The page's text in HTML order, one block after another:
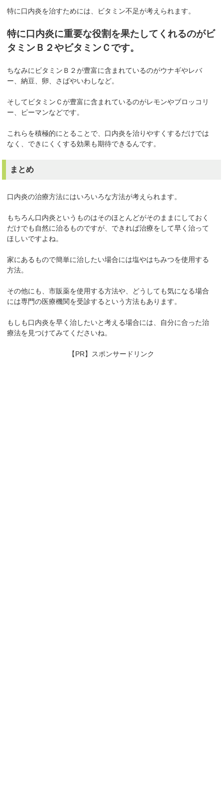
特に口内炎を治すためには、ビタミン不足が考えられます。
特に口内炎に重要な役割を果たしてくれるのがビ
タミンＢ２やビタミンＣです。
ちなみにビタミンＢ２が豊富に含まれているのがウナギやレバ
ー、納豆、卵、さばやいわしなど。
そしてビタミンＣが豊富に含まれているのがレモンやブロッコリ
ー、ピーマンなどです。
これらを積極的にとることで、口内炎を治りやすくするだけでは
なく、できにくくする効果も期待できるんです。
まとめ
口内炎の治療方法にはいろいろな方法が考えられます。
もちろん口内炎というものはそのほとんどがそのままにしておく
だけでも自然に治るものですが、できれば治療をして早く治って
ほしいですよね。
家にあるもので簡単に治したい場合には塩やはちみつを使用する
方法。
その他にも、市販薬を使用する方法や、どうしても気になる場合
には専門の医療機関を受診するという方法もあります。
もしも口内炎を早く治したいと考える場合には、自分に合った治
療法を見つけてみてくださいね。
【PR】スポンサードリンク